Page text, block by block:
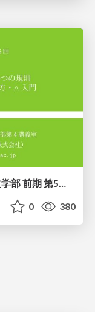
[2026前期火５] 論理学（京都大学文学部 前期 第5回）「 ならばの問題演習・proof net・かつの規則」
0 380